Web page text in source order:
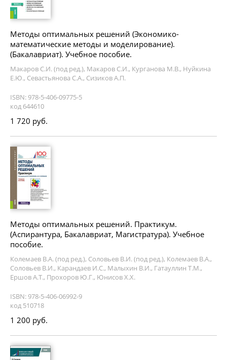
Методы оптимальных решений (Экономико-
математические методы и моделирование).
(Бакалавриат). Учебное пособие.
Макаров С.И. (под ред.), Макаров С.И., Курганова М.В., Нуйкина
Е.Ю., Севастьянова С.А., Сизиков А.П.
ISBN: 978-5-406-09775-5
код 644610
1 720 руб.
Методы оптимальных решений. Практикум.
(Аспирантура, Бакалавриат, Магистратура). Учебное
пособие.
Колемаев В.А. (под ред.), Соловьев В.И. (под ред.), Колемаев В.А.,
Соловьев В.И., Карандаев И.С., Малыхин В.И., Гатауллин Т.М.,
Ершов А.Т., Прохоров Ю.Г., Юнисов Х.Х.
ISBN: 978-5-406-06992-9
код 510718
1 200 руб.